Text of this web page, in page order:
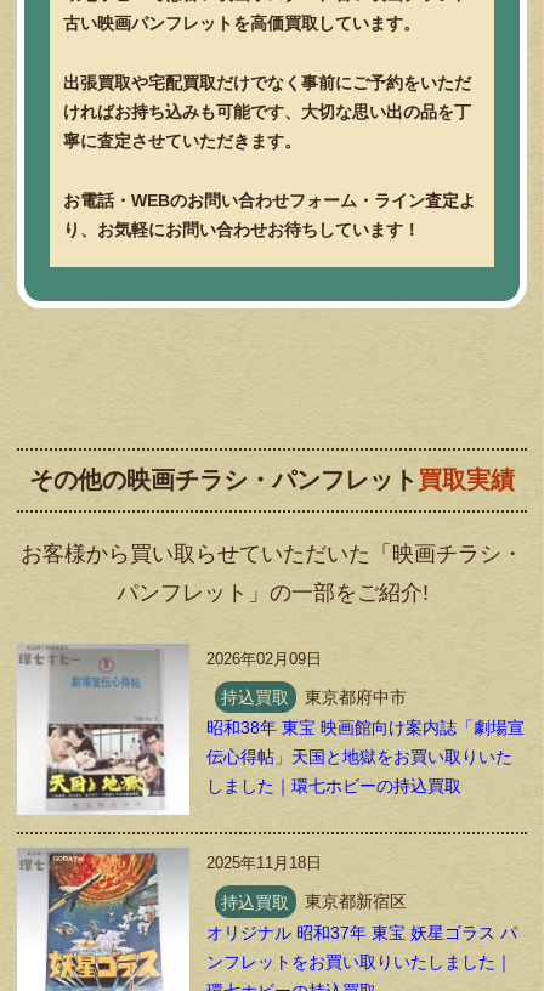
古い映画パンフレットを高価買取しています。
出張買取や宅配買取だけでなく事前にご予約をいただ
ければお持ち込みも可能です、大切な思い出の品を丁
寧に査定させていただきます。
お電話・WEBのお問い合わせフォーム・ライン査定よ
り、お気軽にお問い合わせお待ちしています！
その他の映画チラシ・パンフレット 買取実績
お客様から買い取らせていただいた「映画チラシ・
パンフレット」の一部をご紹介!
2026年02月09日
持込買取
東京都府中市
昭和38年 東宝 映画館向け案内誌「劇場宣
伝心得帖」天国と地獄をお買い取りいた
しました｜環七ホビーの持込買取
2025年11月18日
持込買取
東京都新宿区
オリジナル 昭和37年 東宝 妖星ゴラス パ
ンフレットをお買い取りいたしました｜